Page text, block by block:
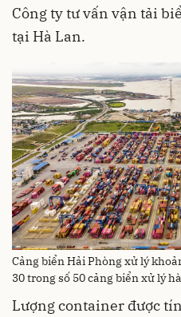
Công ty tư vấn vận tải
tại Hà Lan.
Cảng biển Hải Phòng xử lý
30 trong số 50 cảng biển xử lý
Lượng container được